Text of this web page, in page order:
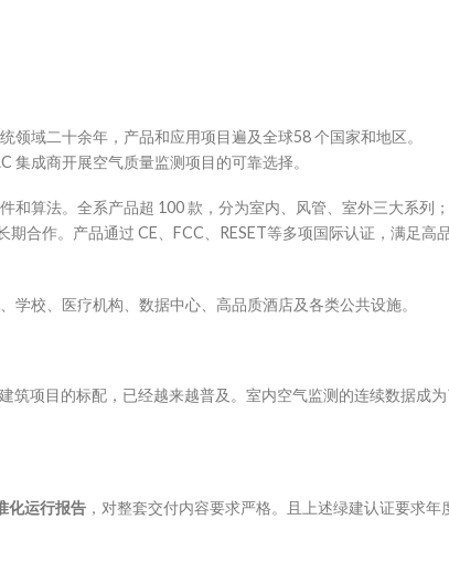
域二十余年，产品和应用项目遍及全球58 个国家和地区。
集成商开展空气质量监测项目的可靠选择。
和算法。全系产品超 100 款，分为室内、风管、室外三大系列
合作。产品通过 CE、FCC、RESET等多项国际认证，满足高
校、医疗机构、数据中心、高品质酒店及各类公共设施。
筑项目的标配，已经越来越普及。室内空气监测的连续数据成
化运行报告 ，对整套交付内容要求严格。且上述绿建认证要求年